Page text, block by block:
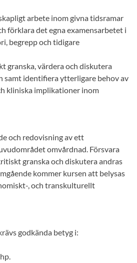
arbete inom givna tidsramar
förklara det egna examensarbetet i
begrepp och tidigare
granska, värdera och diskutera
samt identifiera ytterligare behov av
kliniska implikationer inom
och redovisning av ett
omvårdnad. Försvara
granska och diskutera andras
kommer kursen att belysas
, och transkulturellt
godkända betyg i: